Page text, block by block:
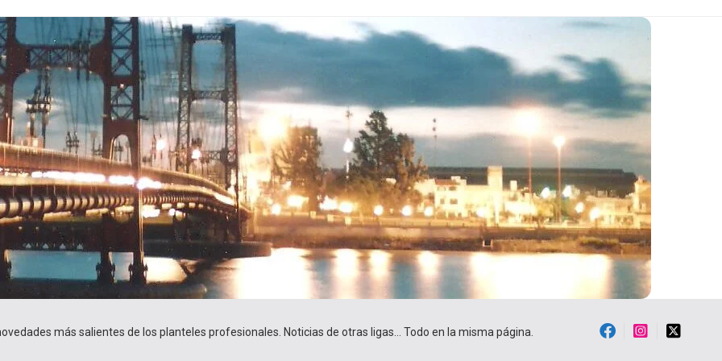
más salientes de los planteles profesionales. Noticias de otras ligas… Todo en la misma página.